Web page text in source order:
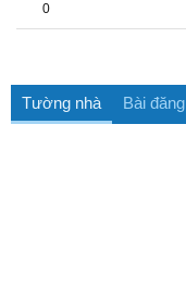
0
Tường nhà Bài đăng